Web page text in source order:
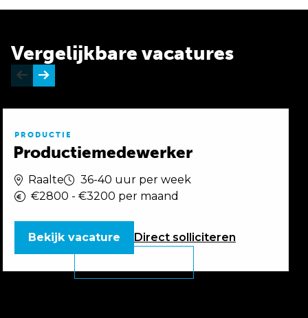
Vergelijkbare vacatures
PRODUCTIE
Productiemedewerker
Raalte
36-40 uur per week
€2800 - €3200 per maand
Direct solliciteren
Bekijk vacature